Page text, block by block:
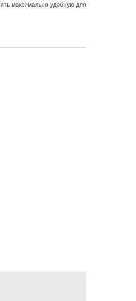
максимально удобную для